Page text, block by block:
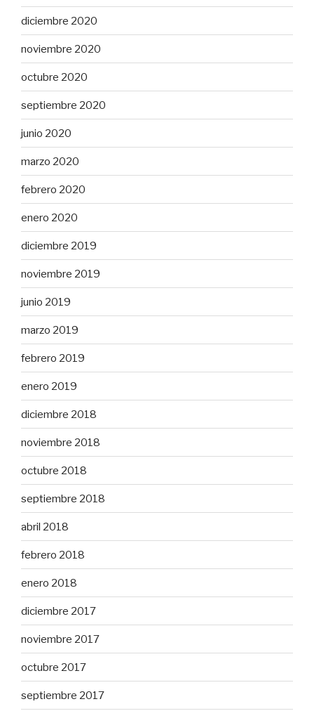
diciembre 2020
noviembre 2020
octubre 2020
septiembre 2020
junio 2020
marzo 2020
febrero 2020
enero 2020
diciembre 2019
noviembre 2019
junio 2019
marzo 2019
febrero 2019
enero 2019
diciembre 2018
noviembre 2018
octubre 2018
septiembre 2018
abril 2018
febrero 2018
enero 2018
diciembre 2017
noviembre 2017
octubre 2017
septiembre 2017